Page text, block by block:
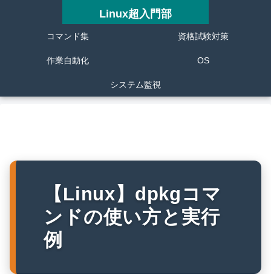
Linux超入門部
コマンド集 資格試験対策
作業自動化 OS
システム監視
【Linux】dpkgコマ
ンドの使い方と実行
例